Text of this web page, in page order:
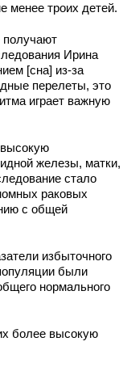
менее троих детей.
Ирина
[сна] из-за
перелеты, это
играет важную
железы, матки,
стало
раковых
с общей
избыточного
были
нормального
более высокую